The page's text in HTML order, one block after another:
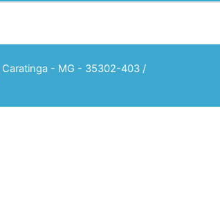
Caratinga - MG - 35302-403 /